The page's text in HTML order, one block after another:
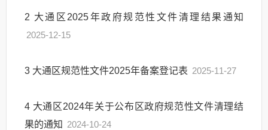
2 大通区2025年政府规范性文件清理结果通知
2025-12-15
3 大通区规范性文件2025年备案登记表 2025-11-27
4 大通区2024年关于公布区政府规范性文件清理结
果的通知 2024-10-24